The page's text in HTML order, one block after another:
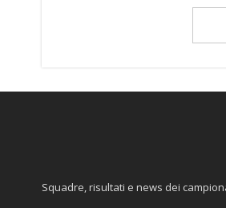
Squadre, risultati e news dei